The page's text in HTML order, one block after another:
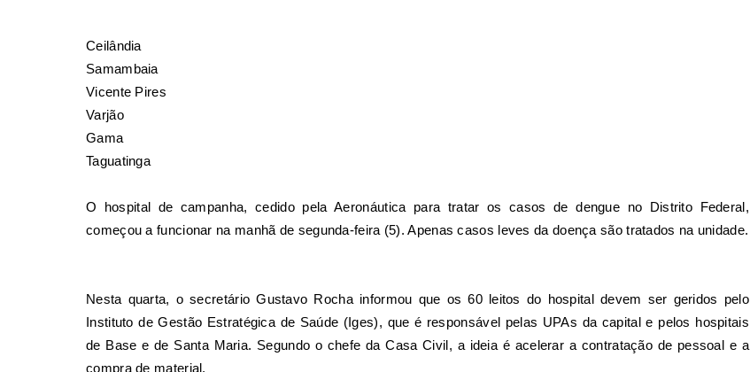
Ceilândia
Samambaia
Vicente Pires
Varjão
Gama
Taguatinga
O hospital de campanha, cedido pela Aeronáutica para tratar os casos de dengue no Distrito Federal,
começou a funcionar na manhã de segunda-feira (5).Apenas casos leves da doença são tratados na unidade.
Nesta quarta, o secretário Gustavo Rocha informou que os 60 leitos do hospital devem ser geridos pelo
Instituto de Gestão Estratégica de Saúde (Iges), que é responsável pelas UPAs da capital e pelos hospitais
de Base e de Santa Maria. Segundo o chefe da Casa Civil, a ideia é acelerar a contratação de pessoal e a
compra de material.